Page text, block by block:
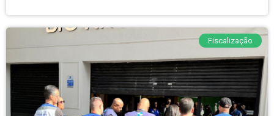
Fiscalização